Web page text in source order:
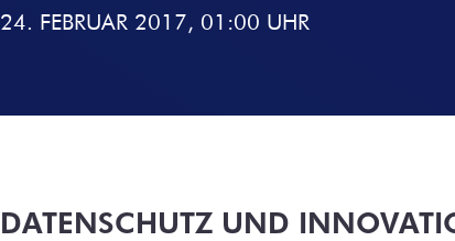
24. FEBRUAR 2017, 01:00 UHR
DATENSCHUTZ UND